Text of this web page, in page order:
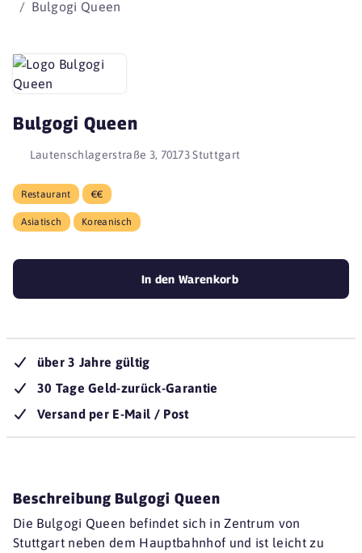
Bulgogi Queen
Bulgogi Queen
Lautenschlagerstraße 3, 70173 Stuttgart
Restaurant €€
Asiatisch Koreanisch
In den Warenkorb
über 3 Jahre gültig
30 Tage Geld-zurück-Garantie
Versand per E-Mail / Post
Beschreibung Bulgogi Queen
Die Bulgogi Queen befindet sich in Zentrum von
Stuttgart neben dem Hauptbahnhof und ist leicht zu